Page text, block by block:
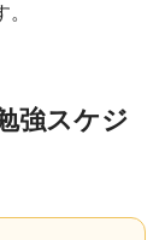
強スケジ